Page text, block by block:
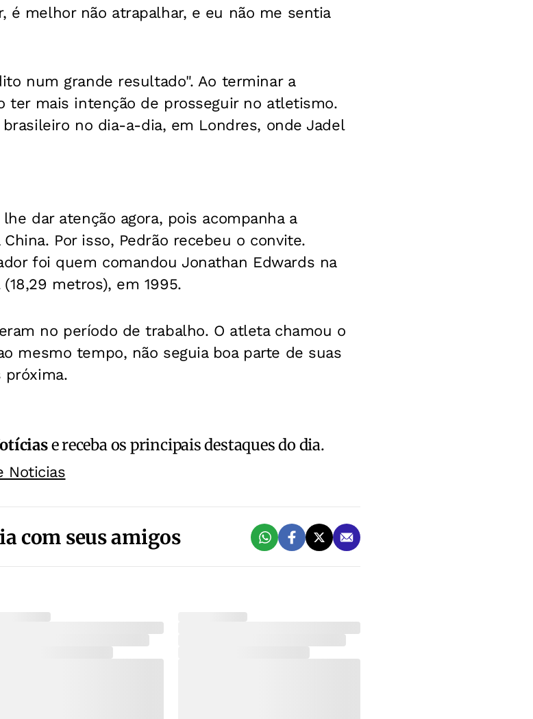
é melhor não atrapalhar, e eu não me sentia
num grande resultado". Ao terminar a
ter mais intenção de prosseguir no atletismo.
no dia-a-dia, em Londres, onde Jadel
dar atenção agora, pois acompanha a
Por isso, Pedrão recebeu o convite.
foi quem comandou Jonathan Edwards na
metros), em 1995.
no período de trabalho. O atleta chamou o
mesmo tempo, não seguia boa parte de suas
próxima.
e receba os principais destaques do dia.
Noticias
com seus amigos